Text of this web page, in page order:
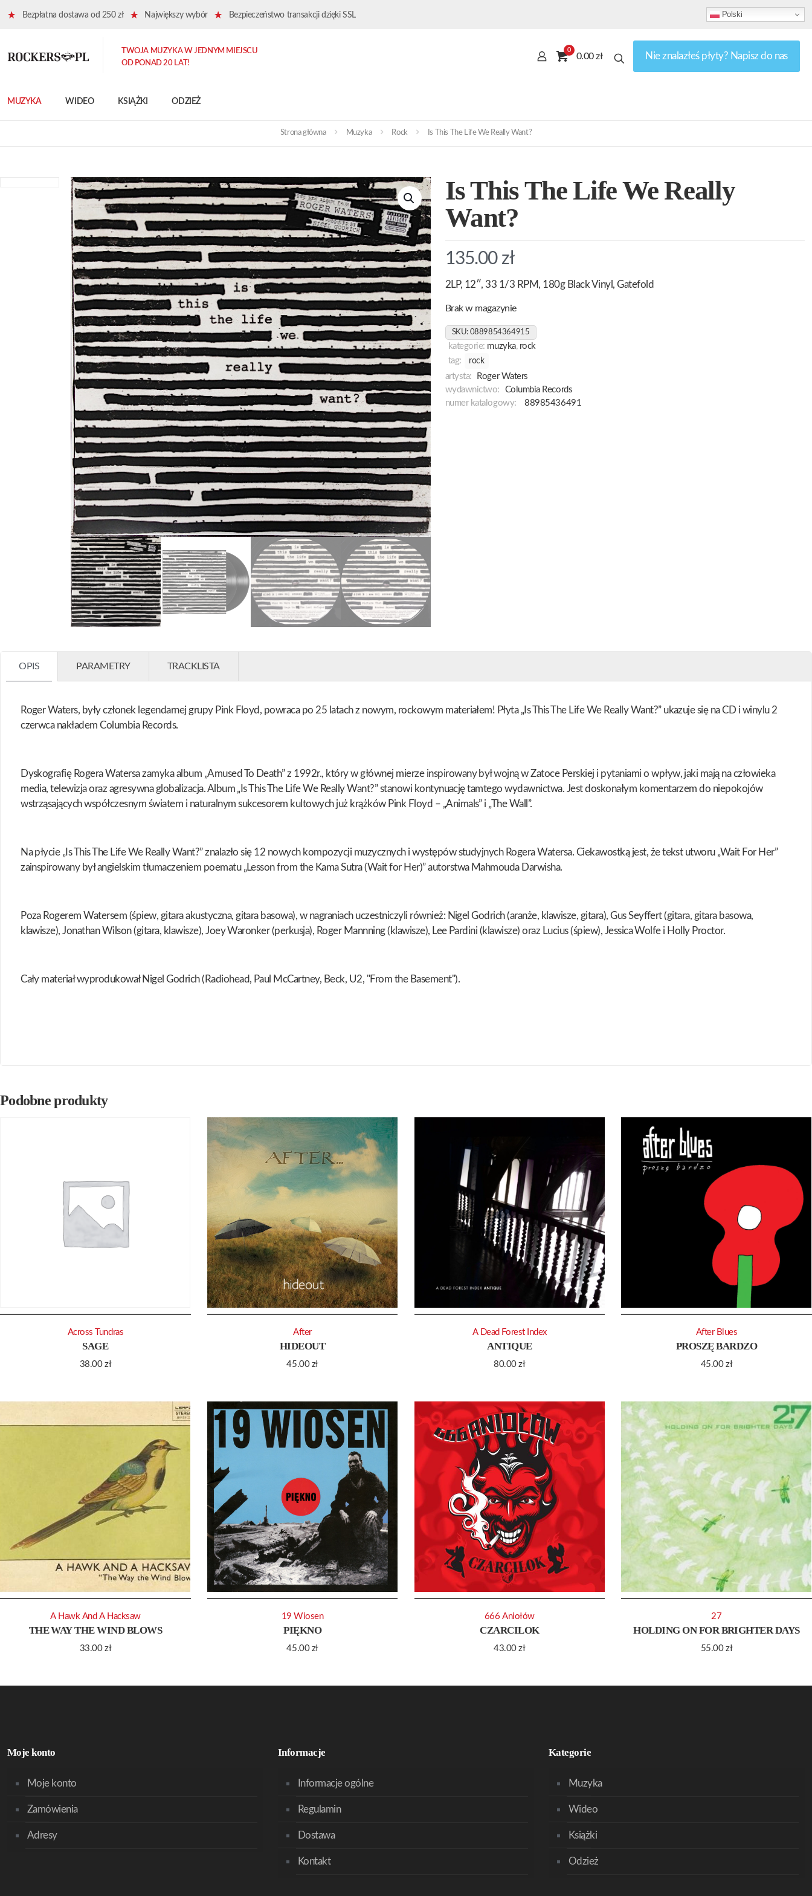
Bezpłatna dostawa od 250 zł Największy wybór Bezpieczeństwo transakcji dzięki SSL Polski
MUZYKA WIDEO KSIĄŻKI ODZIEŻ
TWOJA MUZYKA W JEDNYM MIEJSCU
OD PONAD 20 LAT!
0
0.00 zł Nie znalazłeś płyty? Napisz do nas
Strona główna Muzyka Rock Is This The Life We Really Want?
Is This The Life We Really
Want?
135.00 zł
2LP, 12″, 33 1/3 RPM, 180g Black Vinyl, Gatefold
Brak w magazynie
SKU: 0889854364915
kategorie: muzyka, rock
tag:
rock
artysta:
Roger Waters
wydawnictwo:
Columbia Records
numer katalogowy:
88985436491
OPIS PARAMETRY TRACKLISTA
Roger Waters, były członek legendarnej grupy Pink Floyd, powraca po 25 latach z nowym, rockowym materiałem! Płyta „Is This The Life We Really Want?” ukazuje się na CD i winylu 2
czerwca nakładem Columbia Records.
Dyskografię Rogera Watersa zamyka album „Amused To Death” z 1992r., który w głównej mierze inspirowany był wojną w Zatoce Perskiej i pytaniami o wpływ, jaki mają na człowieka
media, telewizja oraz agresywna globalizacja. Album „Is This The Life We Really Want?” stanowi kontynuację tamtego wydawnictwa. Jest doskonałym komentarzem do niepokojów
wstrząsających współczesnym światem i naturalnym sukcesorem kultowych już krążków Pink Floyd – „Animals” i „The Wall”.
Na płycie „Is This The Life We Really Want?” znalazło się 12 nowych kompozycji muzycznych i występów studyjnych Rogera Watersa. Ciekawostką jest, że tekst utworu „Wait For Her”
zainspirowany był angielskim tłumaczeniem poematu „Lesson from the Kama Sutra (Wait for Her)” autorstwa Mahmouda Darwisha.
Poza Rogerem Watersem (śpiew, gitara akustyczna, gitara basowa), w nagraniach uczestniczyli również: Nigel Godrich (aranże, klawisze, gitara), Gus Seyffert (gitara, gitara basowa,
klawisze), Jonathan Wilson (gitara, klawisze), Joey Waronker (perkusja), Roger Mannning (klawisze), Lee Pardini (klawisze) oraz Lucius (śpiew), Jessica Wolfe i Holly Proctor.
Cały materiał wyprodukował Nigel Godrich (Radiohead, Paul McCartney, Beck, U2, "From the Basement").
Podobne produkty
SAGE
38.00zł
Across Tundras
HIDEOUT
45.00 zł
After
ANTIQUE
80.00zł
A Dead Forest Index
PROSZĘ BARDZO
45.00zł
After Blues
THE WAY THE WIND BLOWS
33.00zł
A Hawk And A Hacksaw
PIĘKNO
45.00 zł
19 Wiosen
CZARCILOK
43.00zł
666 Aniołów
HOLDING ON FOR BRIGHTER DAYS
55.00zł
27
Moje konto
Moje konto
Zamówienia
Adresy
Informacje
Informacje ogólne
Regulamin
Dostawa
Kontakt
Kategorie
Muzyka
Wideo
Książki
Odzież